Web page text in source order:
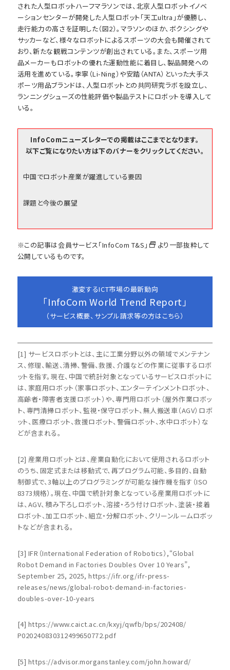
された人型ロボットハーフマラソンでは、北京人型ロボットイノベ
ーションセンターが開発した人型ロボット「天工ultra」が優勝し、
走行能力の高さを証明した（図2）。マラソンのほか、ボクシングや
サッカーなど、様々なロボットによるスポーツの大会も開催されて
おり、新たな観戦コンテンツが創出されている。また、スポーツ用
品メーカーもロボットの優れた運動性能に着目し、製品開発への
活用を進めている。李寧（Li-Ning）や安踏（ANTA）といった大手ス
ポーツ用品ブランドは、人型ロボットとの共同研究ラボを設立し、
ランニングシューズの性能評価や製品テストにロボットを導入して
いる。
InfoComニューズレターでの掲載はここまでとなります。
以下ご覧になりたい方は下のバナーをクリックしてください。
中国でロボット産業が躍進している要因
課題と今後の展望
※この記事は会員サービス 「InfoCom T&S」
より一部抜粋して
公開しているものです。
激変するICT市場の最新動向
「InfoCom World Trend Report」
（サービス概要、サンプル請求等の方はこちら）
[1] サービスロボットとは、主に工業分野以外の領域でメンテナン
ス、修理、輸送、清掃、警備、救援、介護などの作業に従事するロボ
ットを指す。現在、中国で統計対象となっているサービスロボットに
は、家庭用ロボット（家事ロボット、エンターテインメントロボット、
高齢者・障害者支援ロボット）や、専門用ロボット（屋外作業ロボッ
ト、専門清掃ロボット、監視・保守ロボット、無人搬送車（AGV）ロボ
ット、医療ロボット、救援ロボット、警備ロボット、水中ロボット）な
どが含まれる。
[2] 産業用ロボットとは、産業自動化において使用されるロボット
のうち、固定式または移動式で、再プログラム可能、多目的、自動
制御式で、3軸以上のプログラミングが可能な操作機を指す（ISO
8373規格）。現在、中国で統計対象となっている産業用ロボットに
は、AGV、積み下ろしロボット、溶接・ろう付けロボット、塗装・接着
ロボット、加工ロボット、組立・分解ロボット、クリーンルームロボッ
トなどが含まれる。
[3] IFR（International Federation of Robotics）,“Global
Robot Demand in Factories Doubles Over 10 Years”,
September 25, 2025, https://ifr.org/ifr-press-
releases/news/global-robot-demand-in-factories-
doubles-over-10-years
[4] https://www.caict.ac.cn/kxyj/qwfb/bps/202408/
P020240830312499650772.pdf
[5] https://advisor.morganstanley.com/john.howard/